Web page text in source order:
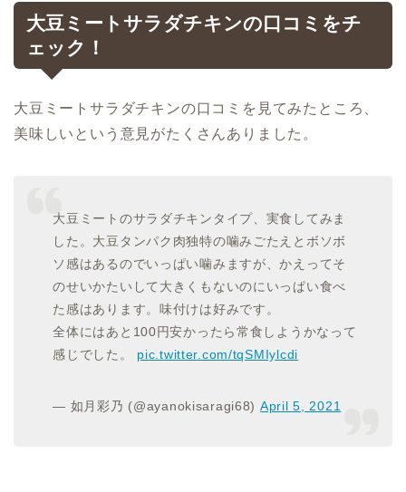
大豆ミートサラダチキンの口コミをチ
ェック！
大豆ミートサラダチキンの口コミを見てみたところ、
美味しいという意見がたくさんありました。
大豆ミートのサラダチキンタイプ、実食してみま
した。大豆タンパク肉独特の噛みごたえとボソボ
ソ感はあるのでいっぱい噛みますが、かえってそ
のせいかたいして大きくもないのにいっぱい食べ
た感はあります。味付けは好みです。
全体にはあと100円安かったら常食しようかなって
感じでした。 pic.twitter.com/tqSMIylcdi
— 如月彩乃 (@ayanokisaragi68) April 5, 2021